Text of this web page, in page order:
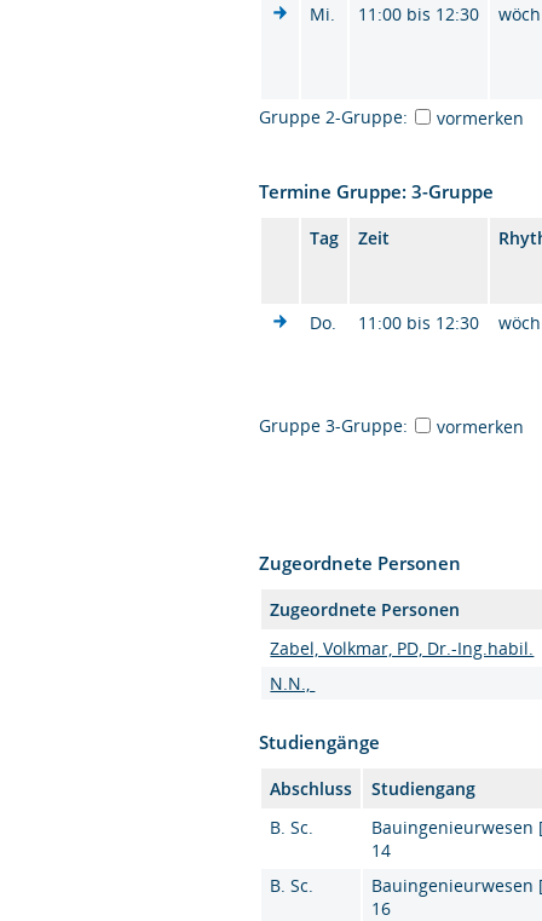
Mi. 11:00 bis 12:30
Gruppe 2-Gruppe: vormerken
Termine Gruppe: 3-Gruppe
Tag Zeit
Do. 11:00 bis 12:30
Gruppe 3-Gruppe: vormerken
Zugeordnete Personen
Zugeordnete Personen
Zabel, Volkmar, PD, Dr.-Ing.habil.
N.N.,
Studiengänge
Abschluss
Studiengang
B. Sc.
Bauingenieurwesen
14
B. Sc.
Bauingenieurwesen
16